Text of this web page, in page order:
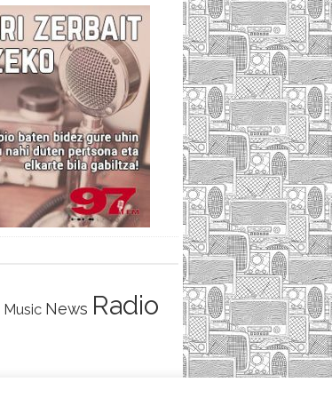
e
d
Music News Radio